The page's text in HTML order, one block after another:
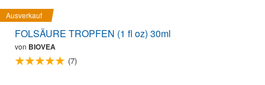
Ausverkauf
FOLSÄURE TROPFEN (1 fl oz) 30ml
von BIOVEA
(7)